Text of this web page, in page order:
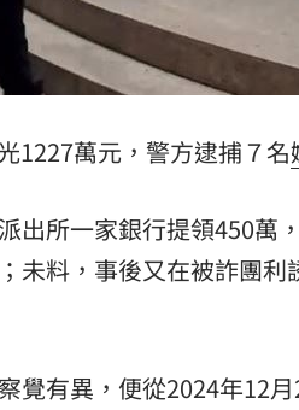
1227萬元，警方逮捕７名
出所一家銀行提領450萬
未料，事後又在被詐團
覺有異，便從2024年12